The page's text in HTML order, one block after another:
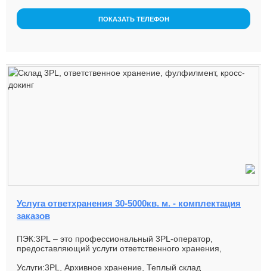
ПОКАЗАТЬ ТЕЛЕФОН
Услуга ответхранения 30-5000кв. м. - комплектация
заказов
ПЭК:3PL – это профессиональный 3PL-оператор,
предоставляющий услуги ответственного хранения,
Услуги:3PL, Архивное хранение, Теплый склад